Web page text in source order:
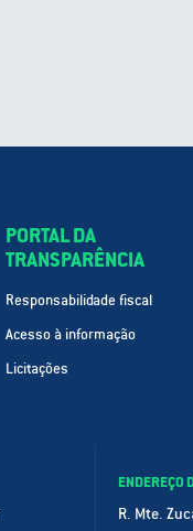
PORTAL DA
TRANSPARÊNCIA
Responsabilidade fiscal
Acesso à informação
Licitações
ENDEREÇO
R. Mte.